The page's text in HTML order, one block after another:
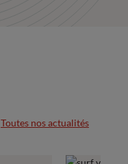
Toutes nos actualités